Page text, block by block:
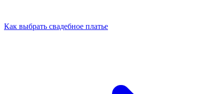
Как выбрать свадебное платье